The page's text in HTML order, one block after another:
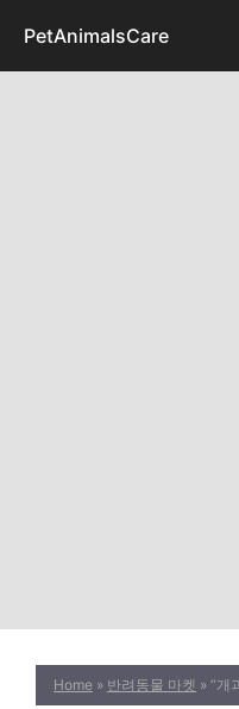
content
PetAnimalsCare
Home » 반려동물 마켓 » “개과천선